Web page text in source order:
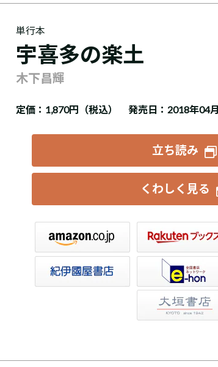
単行本
宇喜多の楽土
木下昌輝
定価： 1,870円（税込） 発売日：2018年04
立ち読み
くわしく見る
セブンネット
HonyaClub